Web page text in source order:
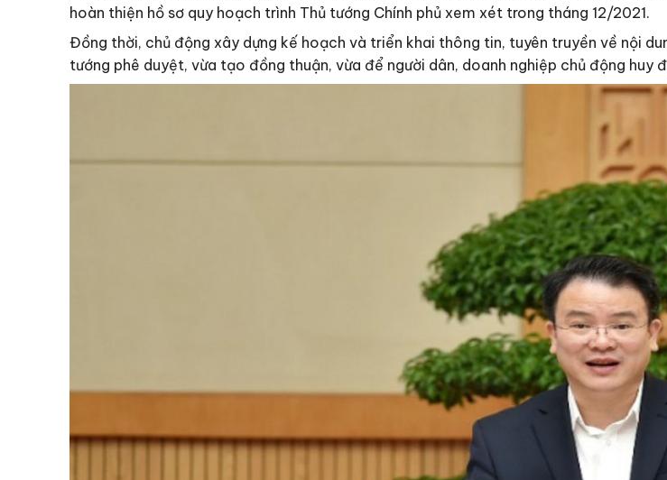
hoàn thiện hồ sơ quy hoạch trình Thủ tướng Chính phủ xem xét trong tháng 12/2021.
Đồng thời, chủ động xây dựng kế hoạch và triển khai thông tin, tuyên truyền về nội
tướng phê duyệt, vừa tạo đồng thuận, vừa để người dân, doanh nghiệp chủ động huy